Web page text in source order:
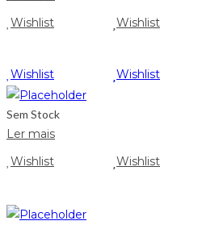
Wishlist
Wishlist
Wishlist
Wishlist
Sem Stock
Ler mais
Wishlist
Wishlist